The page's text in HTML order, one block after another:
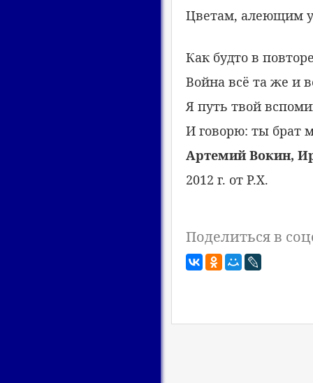
Цветам, алеющим у
Как будто в
Война всё та же и
Я путь твой
И говорю: ты брат
Артемий Вокин,
2012 г. от Р.Х.
Поделиться в